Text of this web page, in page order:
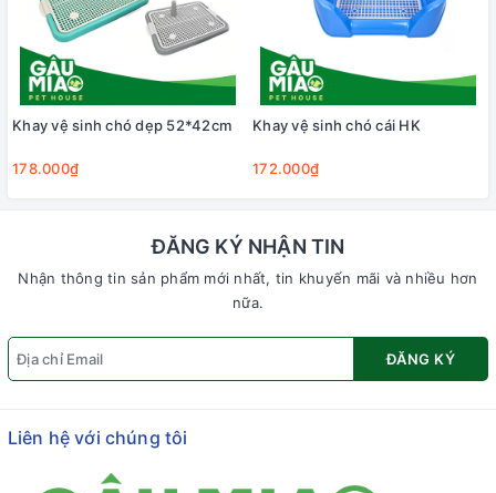
Khay vệ sinh chó dẹp 52*42cm
178.000₫
Khay vệ sinh chó cái HK
172.000₫
ĐĂNG KÝ NHẬN TIN
Nhận thông tin sản phẩm mới nhất, tin khuyến mãi và nhiều hơn
nữa.
ĐĂNG KÝ
Liên hệ với chúng tôi